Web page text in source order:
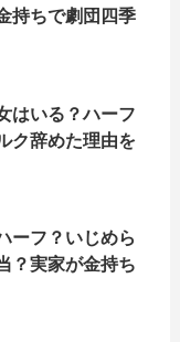
持ちで劇団四季
はいる？ハーフ
ク辞めた理由を
ーフ？いじめら
？実家が金持ち